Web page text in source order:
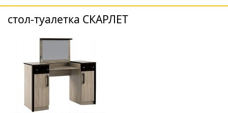
стол-туалетка СКАРЛЕТ